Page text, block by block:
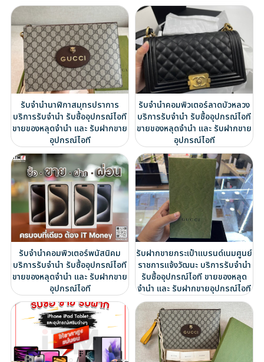
รับจำนำนาฬิกาสมุทรปราการ
บริการรับจำนำ รับซื้ออุปกรณ์ไอที
ขายของหลุดจำนำ และ รับฝากขาย
อุปกรณ์ไอที
รับจำนำคอมพิวเตอร์ลาดบัวหลวง
บริการรับจำนำ รับซื้ออุปกรณ์ไอที
ขายของหลุดจำนำ และ รับฝากขาย
อุปกรณ์ไอที
รับจำนำคอมพิวเตอร์พนัสนิคม
บริการรับจำนำ รับซื้ออุปกรณ์ไอที
ขายของหลุดจำนำ และ รับฝากขาย
อุปกรณ์ไอที
รับฝากขายกระเป๋าแบรนด์เนมศูนย์
ราชการแจ้งวัฒนะ บริการรับจำนำ
รับซื้ออุปกรณ์ไอที ขายของหลุด
จำนำ และ รับฝากขายอุปกรณ์ไอที